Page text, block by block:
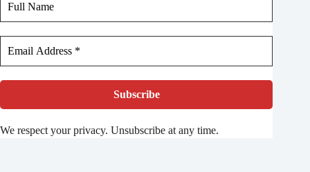
We respect your privacy. Unsubscribe at any time.